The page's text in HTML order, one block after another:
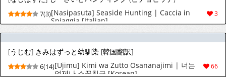
[うじむ] きみはずっと幼馴染 [韓国翻訳]
[Ujimu] Kimi wa Zutto Osananajimi | 너는
언제나 소꿉친구 [Korean]
[みっつまん] 淫溺〜卑怯な後輩に溺れさせられた私〜